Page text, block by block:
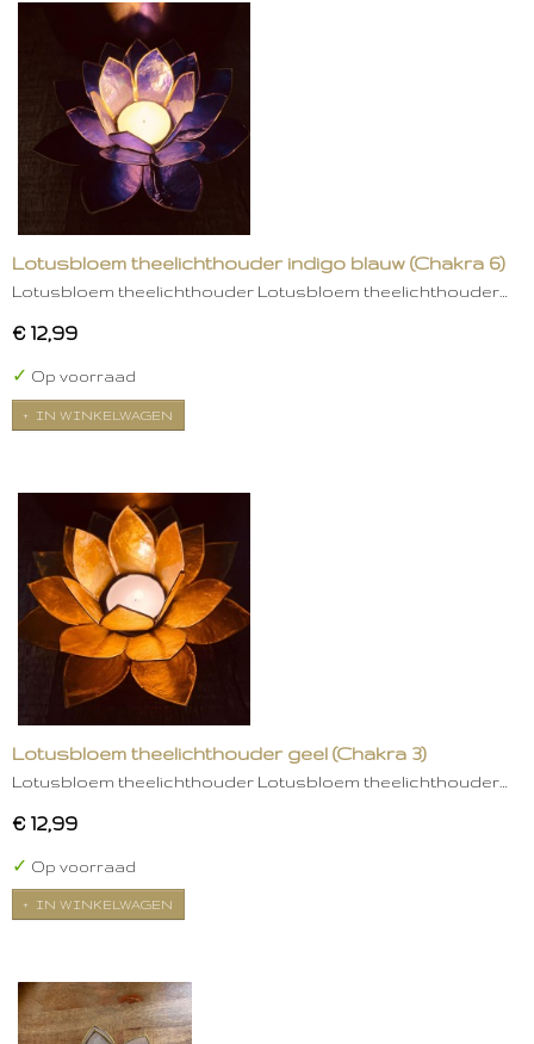
Lotusbloem theelichthouder indigo blauw (Chakra 6)
Lotusbloem theelichthouder Lotusbloem theelichthouder…
€ 12,99
✓ Op voorraad
IN WINKELWAGEN
Lotusbloem theelichthouder geel (Chakra 3)
Lotusbloem theelichthouder Lotusbloem theelichthouder…
€ 12,99
✓ Op voorraad
IN WINKELWAGEN